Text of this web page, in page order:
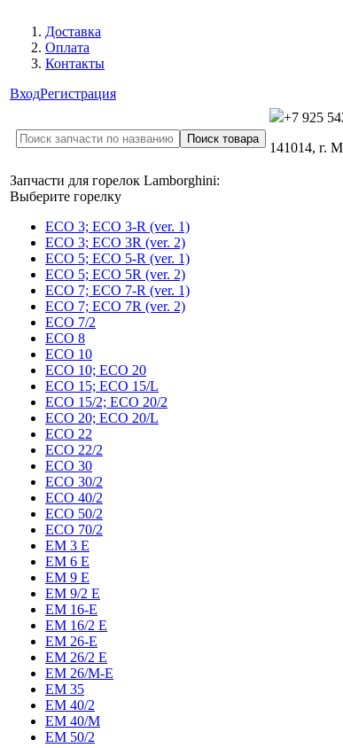
Доставка
Оплата
Контакты
ВходРегистрация
+7 925
141014, г.
Запчасти для горелок Lamborghini:
Выберите горелку
ECO 3; ECO 3-R (ver. 1)
ECO 3; ECO 3R (ver. 2)
ECO 5; ECO 5-R (ver. 1)
ECO 5; ECO 5R (ver. 2)
ECO 7; ECO 7-R (ver. 1)
ECO 7; ECO 7R (ver. 2)
ECO 7/2
ECO 8
ECO 10
ECO 10; ECO 20
ECO 15; ECO 15/L
ECO 15/2; ECO 20/2
ECO 20; ECO 20/L
ECO 22
ECO 22/2
ECO 30
ECO 30/2
ECO 40/2
ECO 50/2
ECO 70/2
EM 3 E
EM 6 E
EM 9 E
EM 9/2 E
EM 16-E
EM 16/2 E
EM 26-E
EM 26/2 E
EM 26/M-E
EM 35
EM 40/2
EM 40/M
EM 50/2